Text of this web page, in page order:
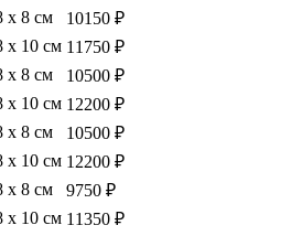
х 8 см
10150 ₽
х 10 см 11750 ₽
х 8 см
10500 ₽
х 10 см 12200 ₽
х 8 см
10500 ₽
х 10 см 12200 ₽
х 8 см
9750 ₽
х 10 см 11350 ₽